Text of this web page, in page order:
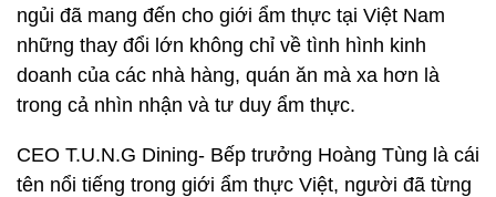
ngủi đã mang đến cho giới ẩm thực tại Việt Nam
những thay đổi lớn không chỉ về tình hình kinh
doanh của các nhà hàng, quán ăn mà xa hơn là
trong cả nhìn nhận và tư duy ẩm thực.
CEO T.U.N.G Dining- Bếp trưởng Hoàng Tùng là cái
tên nổi tiếng trong giới ẩm thực Việt, người đã từng